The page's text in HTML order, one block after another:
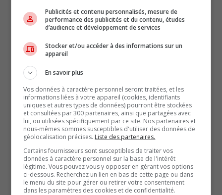
28 janvier 2022
Ford a construit 40 millions de Série F depuis
1947
Publicités et contenu personnalisés, mesure de
performance des publicités et du contenu, études
d’audience et développement de services
Stocker et/ou accéder à des informations sur un
appareil
En savoir plus
Vos données à caractère personnel seront traitées, et les
informations liées à votre appareil (cookies, identifiants
uniques et autres types de données) pourront être stockées
et consultées par 300 partenaires, ainsi que partagées avec
lui, ou utilisées spécifiquement par ce site. Nos partenaires et
nous-mêmes sommes susceptibles d'utiliser des données de
géolocalisation précises. Liste des partenaires.
Certains fournisseurs sont susceptibles de traiter vos
données à caractère personnel sur la base de l'intérêt
légitime. Vous pouvez vous y opposer en gérant vos options
ci-dessous. Recherchez un lien en bas de cette page ou dans
le menu du site pour gérer ou retirer votre consentement
dans les paramètres des cookies et de confidentialité.